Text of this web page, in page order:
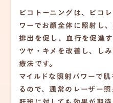
ピコトーニングは、ピコ
ワーでお顔全体に照射し
排出を促し、血行を促進
ツヤ・キメを改善し、し
療法です。
マイルドな照射パワーで
るので、通常のレーザー